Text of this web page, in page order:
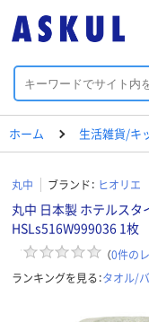
ホーム 生活雑貨/キ
丸中 ブランド： ヒオリエ
丸中 日本製 ホテルス
HSLs516W999036 1枚
（0件の
ランキングを見る：タオル/